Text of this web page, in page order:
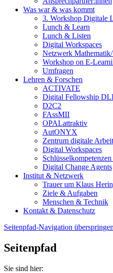
Was war & was kommt
3. Workshop Digitale
Lunch & Learn
Lunch & Listen
Digital Workspaces
Netzwerk
Workshop on E-
Umfragen
Lehren & Forschen
ACTIVATE
Digital Fellowship
D2C2
FAssMII
OPALattraktiv
AutONYX
Zentrum digitale Arbeit
Digital Workspaces
Digital Change Agents
Institut & Netzwerk
Trauer um Klaus
Ziele & Aufgaben
Menschen & Technik
Kontakt & Datenschutz
Seitenpfad-Navigation überspringen
Seitenpfad
Sie sind hier: